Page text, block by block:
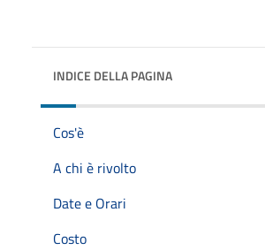
INDICE DELLA PAGINA
Cos'è
A chi è rivolto
Date e Orari
Costo